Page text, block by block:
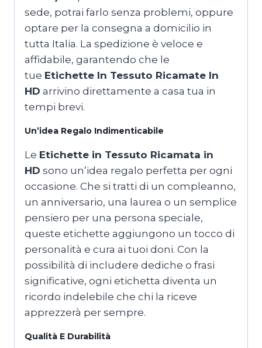
sede, potrai farlo senza problemi, oppure
optare per la consegna a domicilio in
tutta Italia. La spedizione è veloce e
affidabile, garantendo che le
tue Etichette In Tessuto Ricamate In
HD arrivino direttamente a casa tua in
tempi brevi.
Un’idea Regalo Indimenticabile
Le Etichette in Tessuto Ricamata in
HD sono un’idea regalo perfetta per ogni
occasione. Che si tratti di un compleanno,
un anniversario, una laurea o un semplice
pensiero per una persona speciale,
queste etichette aggiungono un tocco di
personalità e cura ai tuoi doni. Con la
possibilità di includere dediche o frasi
significative, ogni etichetta diventa un
ricordo indelebile che chi la riceve
apprezzerà per sempre.
Qualità E Durabilità